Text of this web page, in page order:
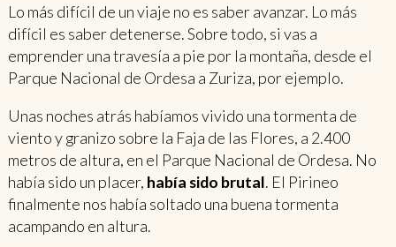
Lo más difícil de un viaje no es saber avanzar. Lo más
difícil es saber detenerse. Sobre todo, si vas a
emprender una travesía a pie por la montaña, desde el
Parque Nacional de Ordesa a Zuriza, por ejemplo.
Unas noches atrás habíamos vivido una tormenta de
viento y granizo sobre la Faja de las Flores, a 2.400
metros de altura, en el Parque Nacional de Ordesa. No
había sido un placer, había sido brutal. El Pirineo
finalmente nos había soltado una buena tormenta
acampando en altura.